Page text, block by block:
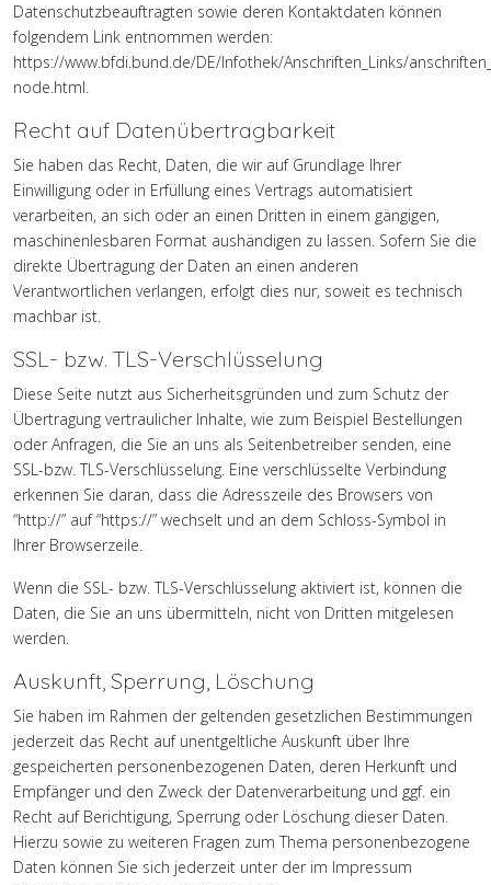
Datenschutzbeauftragten sowie deren Kontaktdaten können
folgendem Link entnommen werden:
https://www.bfdi.bund.de/DE/Infothek/Anschriften_Links/
node.html.
Recht auf Datenübertragbarkeit
Sie haben das Recht, Daten, die wir auf Grundlage Ihrer
Einwilligung oder in Erfüllung eines Vertrags automatisiert
verarbeiten, an sich oder an einen Dritten in einem gängigen,
maschinenlesbaren Format aushändigen zu lassen. Sofern Sie die
direkte Übertragung der Daten an einen anderen
Verantwortlichen verlangen, erfolgt dies nur, soweit es technisch
machbar ist.
SSL- bzw. TLS-Verschlüsselung
Diese Seite nutzt aus Sicherheitsgründen und zum Schutz der
Übertragung vertraulicher Inhalte, wie zum Beispiel Bestellungen
oder Anfragen, die Sie an uns als Seitenbetreiber senden, eine
SSL-bzw. TLS-Verschlüsselung. Eine verschlüsselte Verbindung
erkennen Sie daran, dass die Adresszeile des Browsers von
“http://” auf “https://” wechselt und an dem Schloss-Symbol in
Ihrer Browserzeile.
Wenn die SSL- bzw. TLS-Verschlüsselung aktiviert ist, können die
Daten, die Sie an uns übermitteln, nicht von Dritten mitgelesen
werden.
Auskunft, Sperrung, Löschung
Sie haben im Rahmen der geltenden gesetzlichen Bestimmungen
jederzeit das Recht auf unentgeltliche Auskunft über Ihre
gespeicherten personenbezogenen Daten, deren Herkunft und
Empfänger und den Zweck der Datenverarbeitung und ggf. ein
Recht auf Berichtigung, Sperrung oder Löschung dieser Daten.
Hierzu sowie zu weiteren Fragen zum Thema personenbezogene
Daten können Sie sich jederzeit unter der im Impressum